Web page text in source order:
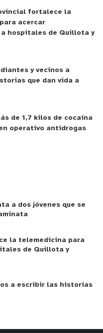
fortalece la
acercar
hospitales de Quillota y
y vecinos a
que dan vida a
de 1,7 kilos de cocaína
operativo antidrogas
a dos jóvenes que se
la telemedicina para
de Quillota y
a escribir las historias